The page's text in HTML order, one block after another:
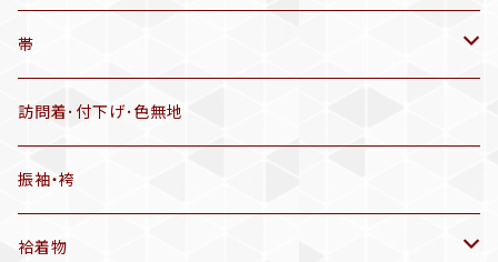
羽織
半幅帯
有松絞り浴衣(6～9月頃)
アンティーク着物
リサイクル着物
帯
リサイクル帯
アンティーク帯
アンティーク仕立てかえ帯
訪問着･付下げ･色無地
振袖・袴
袷着物